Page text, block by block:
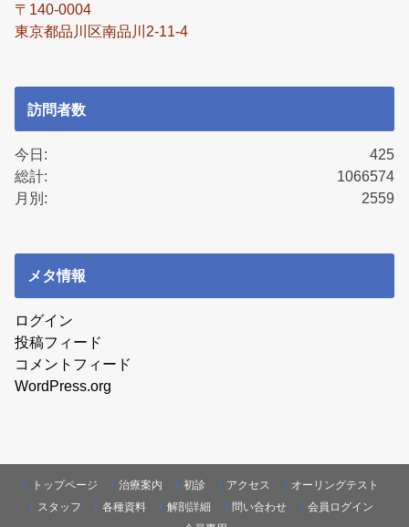
〒140-0004
東京都品川区南品川2-11-4
訪問者数
425
今日:
1066574
総計:
2559
月別:
メタ情報
ログイン
投稿フィード
コメントフィード
WordPress.org
トップページ 治療案内 初診 アクセス
オーリングテスト
スタッフ
各種資料 解剖詳細 問い合わせ
会員ログイン